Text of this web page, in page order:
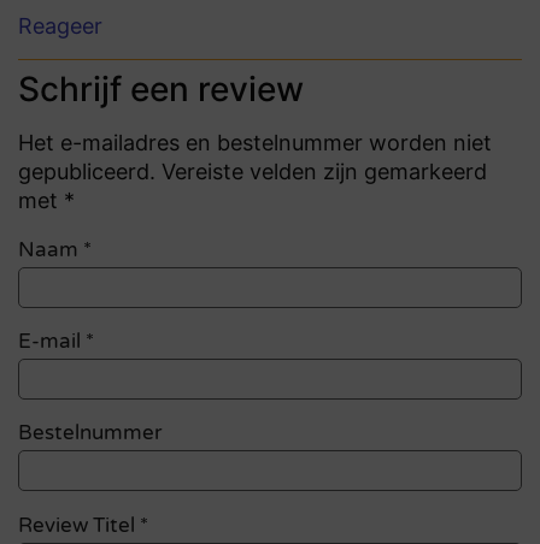
Reageer
Schrijf een review
Het e-mailadres en bestelnummer worden niet
gepubliceerd. Vereiste velden zijn gemarkeerd
met *
Naam *
E-mail *
Bestelnummer
Review Titel *